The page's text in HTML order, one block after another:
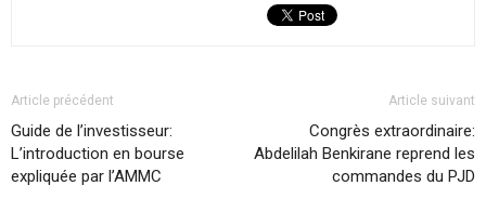
Article précédent
Guide de l’investisseur:
L’introduction en bourse
expliquée par l’AMMC
Article suivant
Congrès extraordinaire:
Abdelilah Benkirane reprend les
commandes du PJD